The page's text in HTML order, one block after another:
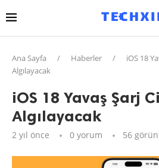
Ana Sayfa / Haberler /
iOS 18
Algılayacak
iOS 18 Yavaş Şarj
Algılayacak
2 yıl önce 0 yorum 56